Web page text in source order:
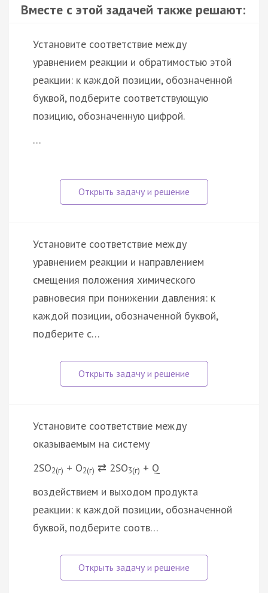
Вместе с этой задачей также решают:
Установите соответствие между
уравнением реакции и обратимостью этой
реакции: к каждой позиции, обозначенной
буквой, подберите соответствующую
позицию, обозначенную цифрой.
…
Установите соответствие между
уравнением реакции и направлением
смещения положения химического
равновесия при понижении давления: к
каждой позиции, обозначенной буквой,
подберите с…
Установите соответствие между
оказываемым на систему
2SO2(г) + O2(г) ⇄ 2SO3(г) + Q
воздействием и выходом продукта
реакции: к каждой позиции, обозначенной
буквой, подберите соотв…